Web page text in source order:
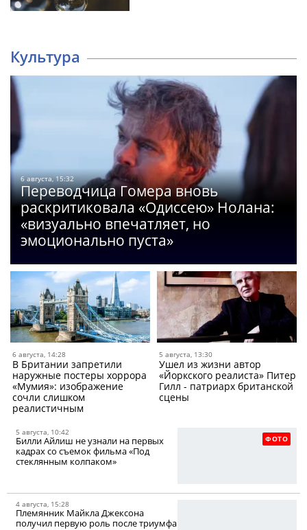
Культура
6 августа, 15:32
Переводчица Гомера вновь
раскритиковала «Одиссею» Нолана:
«визуально впечатляет, но
эмоционально пуста»
6 августа, 14:28
В Британии запретили
наружные постеры хоррора
«Мумия»: изображение
сочли слишком
реалистичным
5 августа, 13:30
Ушел из жизни автор
«Йоркского реалиста» Питер
Гилл - патриарх британской
сцены
ФОТО
5 августа, 10:42
Билли Айлиш не узнали на первых
кадрах со съемок фильма «Под
стеклянным колпаком»
4 августа, 15:28
Племянник Майкла Джексона
получил первую роль после триумфа